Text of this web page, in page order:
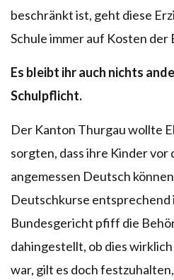
beschränkt ist, geht diese
Schule immer auf Kosten der
Es bleibt ihr auch nichts
Schulpflicht.
Der Kanton Thurgau wollte
sorgten, dass ihre Kinder
angemessen Deutsch
Deutschkurse entsprechend
Bundesgericht pfiff die
dahingestellt, ob dies
war, gilt es doch